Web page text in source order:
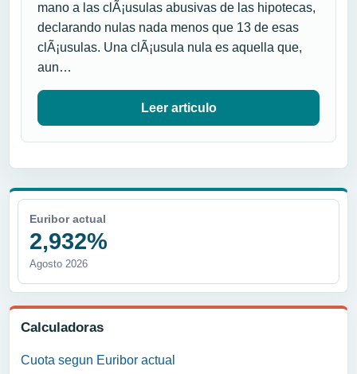
Euribor actual
2,932%
Agosto 2026
Calculadoras
Cuota segun Euribor actual
mano a las clÃ¡usulas abusivas de las hipotecas,
declarando nulas nada menos que 13 de esas
clÃ¡usulas. Una clÃ¡usula nula es aquella que,
aun…
Leer articulo